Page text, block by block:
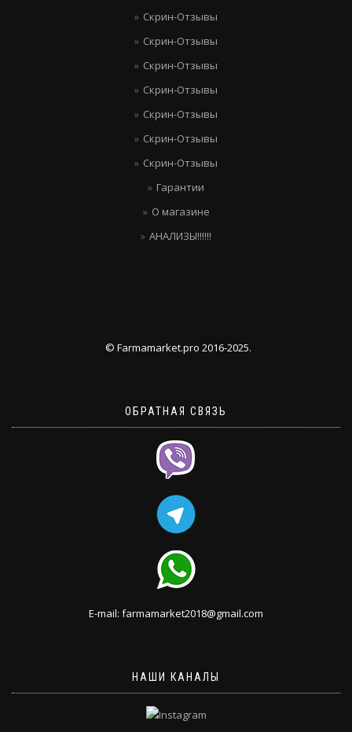
Скрин-Отзывы
Скрин-Отзывы
Скрин-Отзывы
Скрин-Отзывы
Скрин-Отзывы
Скрин-Отзывы
Скрин-Отзывы
Гарантии
О магазине
АНАЛИЗЫ!!!!!!
© Farmamarket.pro 2016-2025.
ОБРАТНАЯ СВЯЗЬ
E-mail: farmamarket2018@gmail.com
НАШИ КАНАЛЫ